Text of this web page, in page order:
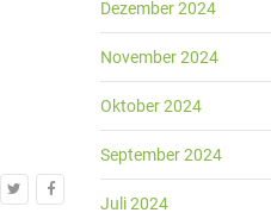
Dezember 2024
November 2024
Oktober 2024
September 2024
Juli 2024